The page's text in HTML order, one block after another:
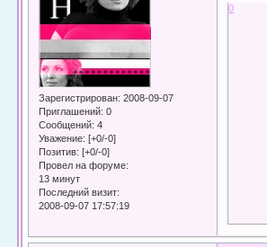
Зарегистрирован: 2008-09-07
Приглашений: 0
Сообщений: 4
Уважение: [+0/-0]
Позитив: [+0/-0]
Провел на форуме:
13 минут
Последний визит:
2008-09-07 17:57:19
0